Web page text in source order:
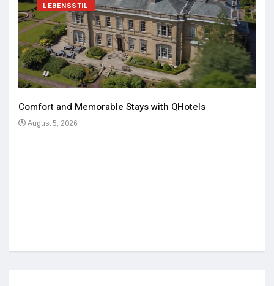
LEBENSSTIL
Comfort and Memorable Stays with QHotels
August 5, 2026